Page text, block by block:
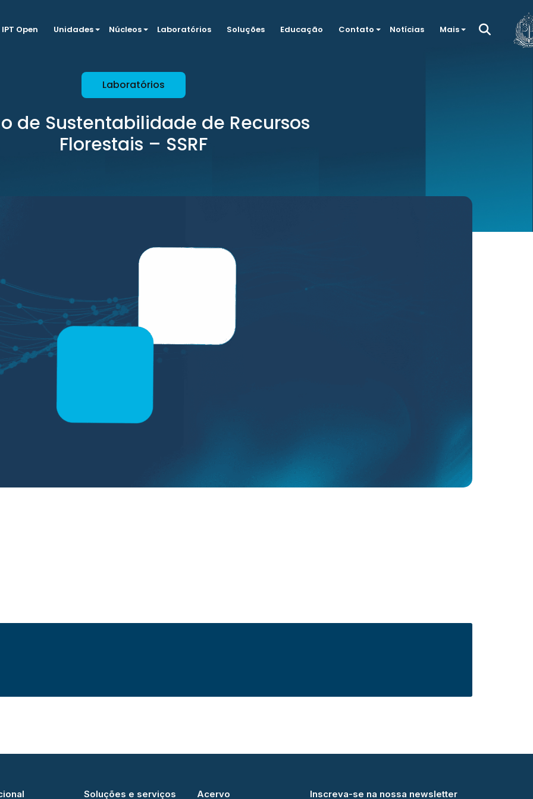
IPT Open Unidades Núcleos Laboratórios Soluções Educação Contato Notícias Mais
Laboratórios
de Sustentabilidade de Recursos
Florestais – SSRF
Soluções e serviços Acervo Inscreva-se na nossa newsletter